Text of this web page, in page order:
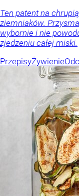
Ten patent na
ziemniaków.
wybornie i nie
zjedzeniu całej miski.
PrzepisyŻywienie